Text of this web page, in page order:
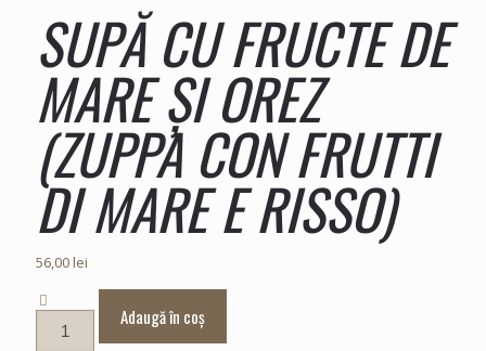
SUPĂ CU FRUCTE DE
MARE ȘI OREZ
(ZUPPA CON FRUTTI
DI MARE E RISSO)
56,00lei
SUPĂ
Adaugă în coș